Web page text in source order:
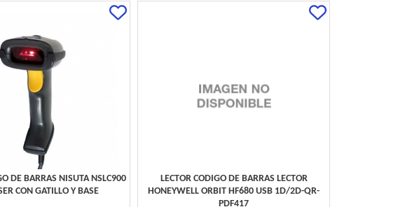
DE BARRAS NISUTA NSLC900
CON GATILLO Y BASE
LECTOR CODIGO DE BARRAS LECTOR
HONEYWELL ORBIT HF680 USB 1D/2D-QR-
PDF417